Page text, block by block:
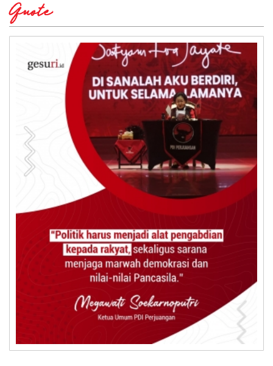
Quote